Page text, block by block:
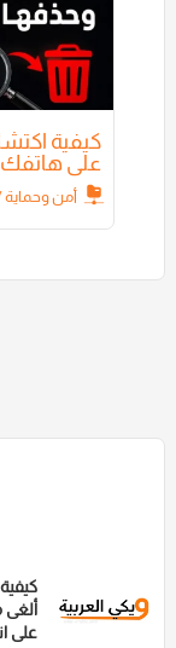
ألغى
على
كيفية
على هاتفك
أمن وحماية